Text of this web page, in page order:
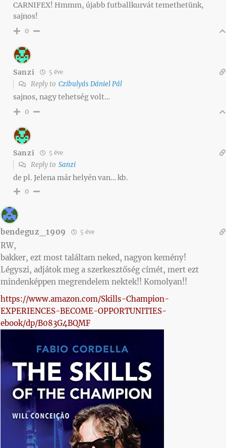
CARNIFEX! Hmmm, újabb futballkurvát temethetünk,
sajnos!
0
Sanzi 5 éve
Reply to Czibulyás Dániel Pál
sajnos, nagy tehetség volt…
0
Sanzi 5 éve
Reply to Sanzi
de pl. Jelena már helyén van… kb.
0
bendeguz_1909 5 éve
RW,
bakker, ezt most találtam neked, nagyon kemény!
Légyszi, adjátok meg a szerkesztőség címét, mert ezt
mindenképpen megrendelem nektek!! Komolyan!!
https://www.amazon.com/Skills-Champion-
EXPERIENCES-BECOME-OPPORTUNITIES-
ebook/dp/B083G4BQMF